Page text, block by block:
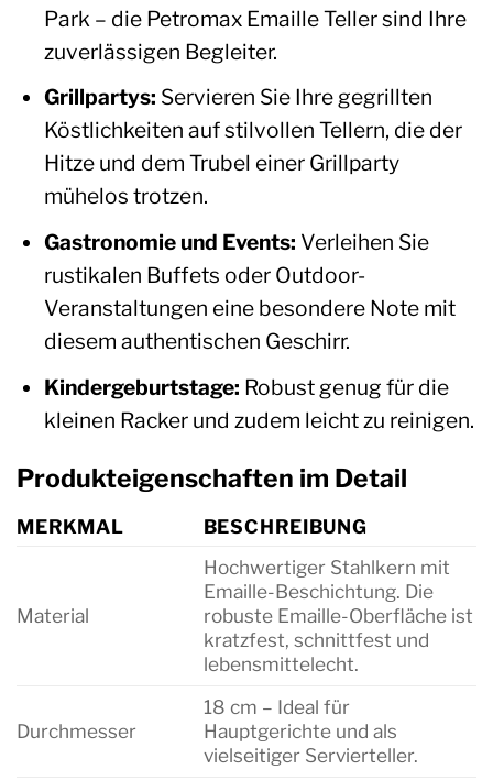
Park – die Petromax Emaille Teller sind Ihre
zuverlässigen Begleiter.
Grillpartys: Servieren Sie Ihre gegrillten
Köstlichkeiten auf stilvollen Tellern, die der
Hitze und dem Trubel einer Grillparty
mühelos trotzen.
Gastronomie und Events: Verleihen Sie
rustikalen Buffets oder Outdoor-
Veranstaltungen eine besondere Note mit
diesem authentischen Geschirr.
Kindergeburtstage: Robust genug für die
kleinen Racker und zudem leicht zu reinigen.
Produkteigenschaften im Detail
MERKMAL BESCHREIBUNG
Material
Hochwertiger Stahlkern mit
Emaille-Beschichtung. Die
robuste Emaille-Oberfläche ist
kratzfest, schnittfest und
lebensmittelecht.
Durchmesser
18 cm – Ideal für
Hauptgerichte und als
vielseitiger Servierteller.